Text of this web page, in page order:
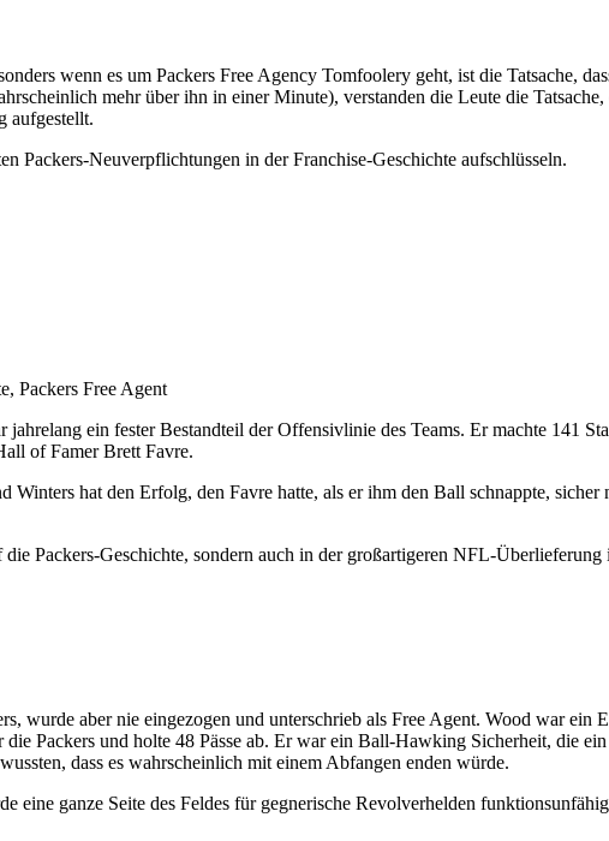
wenn es um Packers Free Agency Tomfoolery geht, ist die Tatsache,
mehr über ihn in einer Minute), verstanden die Leute die
aufgestellt.
Packers-Neuverpflichtungen in der Franchise-Geschichte aufschlüsseln.
ein fester Bestandteil der Offensivlinie des Teams. Er machte 141
of Famer Brett Favre.
hat den Erfolg, den Favre hatte, als er ihm den Ball schnappte,
Packers-Geschichte, sondern auch in der großartigeren NFL-
wurde aber nie eingezogen und unterschrieb als Free Agent. Wood war
Packers und holte 48 Pässe ab. Er war ein Ball-Hawking Sicherheit, die
dass es wahrscheinlich mit einem Abfangen enden würde.
eine ganze Seite des Feldes für gegnerische Revolverhelden